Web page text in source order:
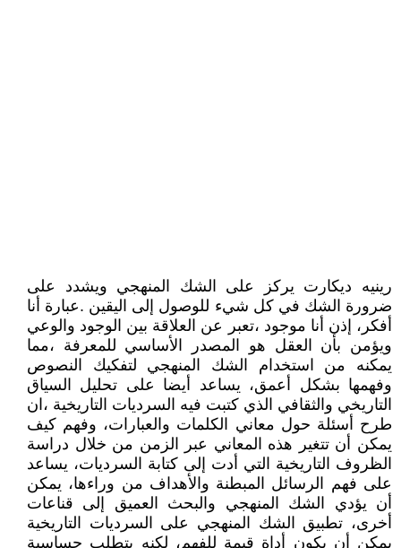
رينيه ديكارت يركز على الشك المنهجي ويشدد على
ضرورة الشك في كل شيء للوصول إلى اليقين .عبارة أنا
أفكر، إذن أنا موجود ،تعبر عن العلاقة بين الوجود والوعي
ويؤمن بأن العقل هو المصدر الأساسي للمعرفة ،مما
يمكنه من استخدام الشك المنهجي لتفكيك النصوص
وفهمها بشكل أعمق، يساعد أيضا على تحليل السياق
التاريخي والثقافي الذي كتبت فيه السرديات التاريخية ،ان
طرح أسئلة حول معاني الكلمات والعبارات، وفهم كيف
يمكن أن تتغير هذه المعاني عبر الزمن من خلال دراسة
الظروف التاريخية التي أدت إلى كتابة السرديات، يساعد
على فهم الرسائل المبطنة والأهداف من وراءها، يمكن
أن يؤدي الشك المنهجي والبحث العميق إلى قناعات
أخرى، تطبيق الشك المنهجي على السرديات التاريخية
يمكن أن يكون أداة قيمة للفهم، لكنه يتطلب حساسية